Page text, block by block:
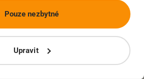
Upravit
Pouze nezbytné